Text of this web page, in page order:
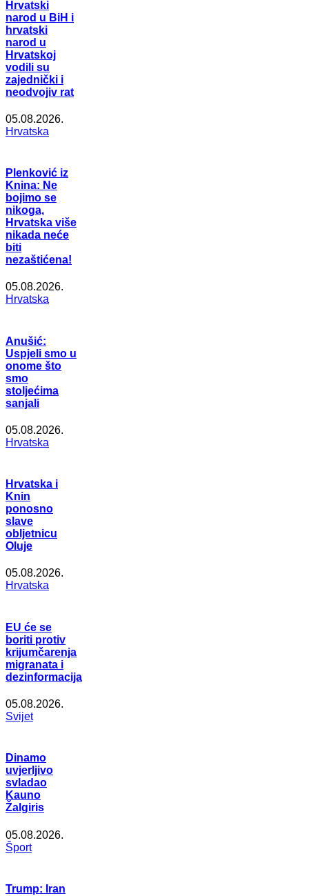
Hrvatski
narod u BiH i
hrvatski
narod u
Hrvatskoj
vodili su
zajednički i
neodvojiv rat
05.08.2026.
Hrvatska
Plenković iz
Knina: Ne
bojimo se
nikoga,
Hrvatska više
nikada neće
biti
nezaštićena!
05.08.2026.
Hrvatska
Anušić:
Uspjeli smo u
onome što
smo
stoljećima
sanjali
05.08.2026.
Hrvatska
Hrvatska i
Knin
ponosno
slave
obljetnicu
Oluje
05.08.2026.
Hrvatska
EU će se
boriti protiv
krijumčarenja
migranata i
dezinformacija
05.08.2026.
Svijet
Dinamo
uvjerljivo
svladao
Kauno
Žalgiris
05.08.2026.
Šport
Trump: Iran